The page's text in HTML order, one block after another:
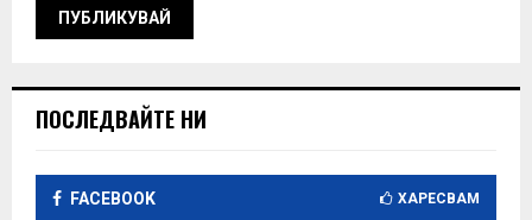
ПОСЛЕДВАЙТЕ НИ
FACEBOOK ХАРЕСВАМ